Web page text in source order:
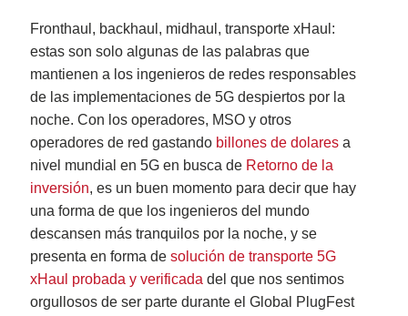
Fronthaul, backhaul, midhaul, transporte xHaul:
estas son solo algunas de las palabras que
mantienen a los ingenieros de redes responsables
de las implementaciones de 5G despiertos por la
noche. Con los operadores, MSO y otros
operadores de red gastando billones de dolares a
nivel mundial en 5G en busca de Retorno de la
inversión, es un buen momento para decir que hay
una forma de que los ingenieros del mundo
descansen más tranquilos por la noche, y se
presenta en forma desolución de transporte 5G
xHaul probada y verificada del que nos sentimos
orgullosos de ser parte durante el Global PlugFest